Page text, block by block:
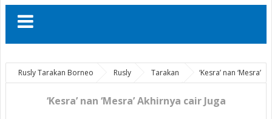
Rusly Tarakan Borneo Rusly Tarakan
‘Kesra’ nan ‘Mesra’
Akhirnya cair Juga
‘Kesra’ nan ‘Mesra’ Akhirnya cair Juga